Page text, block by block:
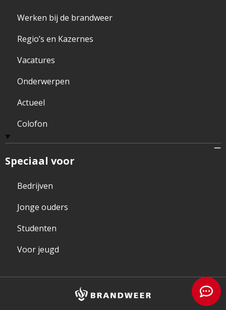
Werken bij de brandweer
Regio’s en Kazernes
Vacatures
Onderwerpen
Actueel
Colofon
Speciaal voor
Bedrijven
Jonge ouders
Studenten
Voor jeugd
Brandweer